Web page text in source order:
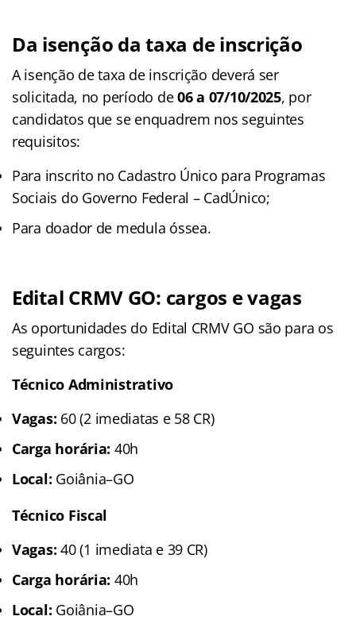
Da isenção da taxa de inscrição
A isenção de taxa de inscrição deverá ser
solicitada, no período de06 a 07/10/2025, por
candidatos que se enquadrem nos seguintes
requisitos:
Para inscrito no Cadastro Único para Programas
Sociais do Governo Federal – CadÚnico;
Para doador de medula óssea.
Edital CRMV GO: cargos e vagas
As oportunidades do Edital CRMV GO são para os
seguintes cargos:
Técnico Administrativo
Vagas: 60 (2 imediatas e 58 CR)
Carga horária: 40h
Local: Goiânia–GO
Técnico Fiscal
Vagas: 40 (1 imediata e 39 CR)
Carga horária: 40h
Local: Goiânia–GO